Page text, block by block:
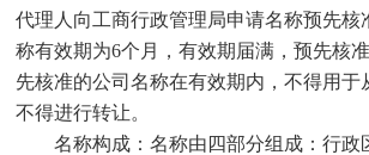
代理人向工商行政管理局申请名称预先核
称有效期为6个月，有效期届满，预先核
先核准的公司名称在有效期内，不得用于
不得进行转让。
名称构成：名称由四部分组成：行政